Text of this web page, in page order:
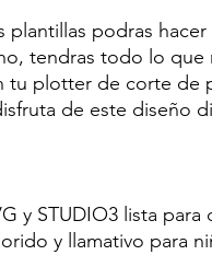
plantillas podras
tendras todo lo que
tu plotter de corte de
de este diseño
y STUDIO3 lista para
y llamativo para